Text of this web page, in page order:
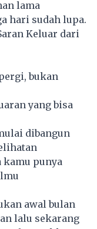
lama
hari sudah lupa.
Keluar dari
bukan
yang bisa
dibangun
punya
awal bulan
lalu sekarang